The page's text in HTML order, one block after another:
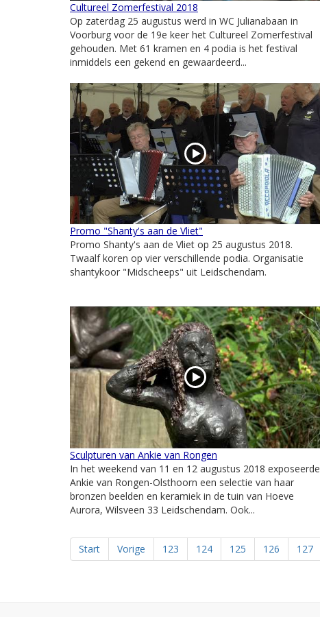
Cultureel Zomerfestival 2018
Op zaterdag 25 augustus werd in WC Julianabaan in
Voorburg voor de 19e keer het Cultureel Zomerfestival
gehouden. Met 61 kramen en 4 podia is het festival
inmiddels een gekend en gewaardeerd...
Promo "Shanty's aan de Vliet"
Promo Shanty's aan de Vliet op 25 augustus 2018.
Twaalf koren op vier verschillende podia. Organisatie
shantykoor "Midscheeps" uit Leidschendam.
Sculpturen van Ankie van Rongen
In het weekend van 11 en 12 augustus 2018 exposeerde
Ankie van Rongen-Olsthoorn een selectie van haar
bronzen beelden en keramiek in de tuin van Hoeve
Aurora, Wilsveen 33 Leidschendam. Ook...
Start Vorige 123 124 125 126 127